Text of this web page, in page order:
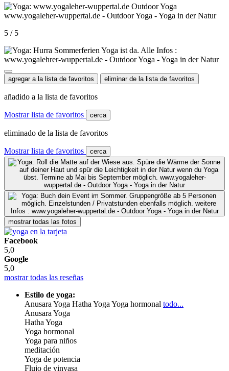
5 / 5
agregar a la lista de favoritos eliminar de la lista de favoritos
añadido a la lista de favoritos
Mostrar lista de favoritos cerca
eliminado de la lista de favoritos
Mostrar lista de favoritos cerca
mostrar todas las fotos
Facebook
5,0
Google
5,0
mostrar todas las reseñas
Estilo de yoga:
Anusara Yoga Hatha Yoga Yoga hormonal todo...
Anusara Yoga
Hatha Yoga
Yoga hormonal
Yoga para niños
meditación
Yoga de potencia
Flujo de vinyasa